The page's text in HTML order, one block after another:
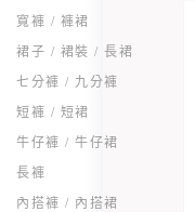
寬褲 / 褲裙
裙子 / 裙裝 / 長裙
七分褲 / 九分褲
短褲 / 短裙
牛仔褲 / 牛仔裙
長褲
內搭褲 / 內搭裙